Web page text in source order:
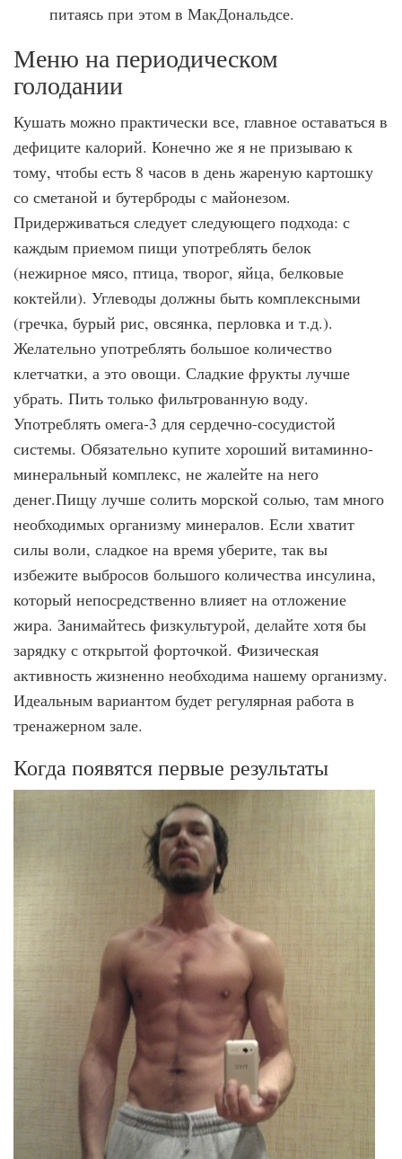
питаясь при этом в МакДональдсе.
Меню на периодическом
голодании
Кушать можно практически все, главное оставаться в
дефиците калорий. Конечно же я не призываю к
тому, чтобы есть 8 часов в день жареную картошку
со сметаной и бутерброды с майонезом.
Придерживаться следует следующего подхода: с
каждым приемом пищи употреблять белок
(нежирное мясо, птица, творог, яйца, белковые
коктейли). Углеводы должны быть комплексными
(гречка, бурый рис, овсянка, перловка и т.д.).
Желательно употреблять большое количество
клетчатки, а это овощи. Сладкие фрукты лучше
убрать. Пить только фильтрованную воду.
Употреблять омега-3 для сердечно-сосудистой
системы. Обязательно купите хороший витаминно-
минеральный комплекс, не жалейте на него
денег.Пищу лучше солить морской солью, там много
необходимых организму минералов. Если хватит
силы воли, сладкое на время уберите, так вы
избежите выбросов большого количества инсулина,
который непосредственно влияет на отложение
жира. Занимайтесь физкультурой, делайте хотя бы
зарядку с открытой форточкой. Физическая
активность жизненно необходима нашему организму.
Идеальным вариантом будет регулярная работа в
тренажерном зале.
Когда появятся первые результаты